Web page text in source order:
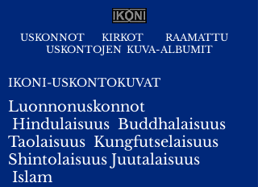
USKONNOT KIRKOT
RAAMATTU
USKONTOJEN KUVA-ALBUMIT
IKONI-USKONTOKUVAT
Luonnonuskonnot
Hindulaisuus Buddhalaisuus
Taolaisuus Kungfutselaisuus
Shintolaisuus Juutalaisuus
Islam